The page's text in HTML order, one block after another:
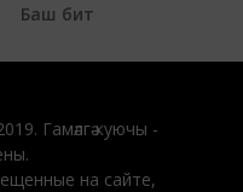
Баш бит
Гамәлгә куючы -
на сайте,